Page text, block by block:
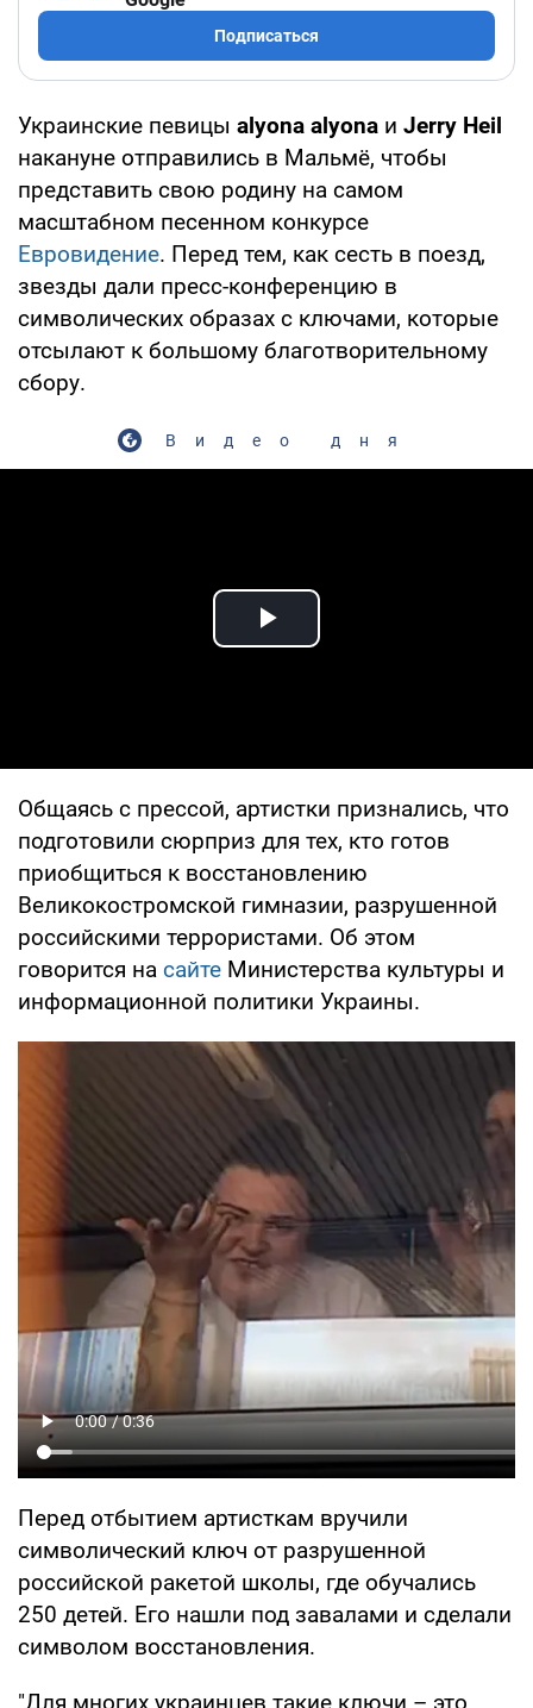
Подписаться
Украинские певицы alyona alyona и Jerry Heil
накануне отправились в Мальмё, чтобы
представить свою родину на самом
масштабном песенном конкурсе
Евровидение. Перед тем, как сесть в поезд,
звезды дали пресс-конференцию в
символических образах с ключами, которые
отсылают к большому благотворительному
сбору.
Видео дня
Play Video
Общаясь с прессой, артистки признались, что
подготовили сюрприз для тех, кто готов
приобщиться к восстановлению
Великокостромской гимназии, разрушенной
российскими террористами. Об этом
говорится на сайте Министерства культуры и
информационной политики Украины.
Перед отбытием артисткам вручили
символический ключ от разрушенной
российской ракетой школы, где обучались
250 детей. Его нашли под завалами и сделали
символом восстановления.
"Для многих украинцев такие ключи – это